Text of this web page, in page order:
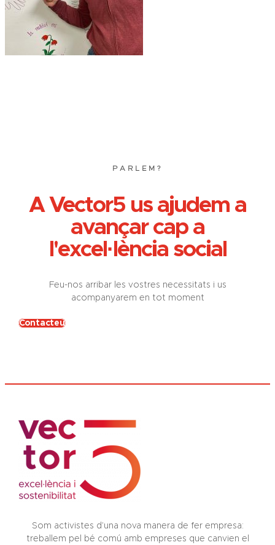
PARLEM?
A Vector5 us ajudem a
avançar cap a
l'excel·lència social
Feu-nos arribar les vostres necessitats i us
acompanyarem en tot moment
Contacteu
Som activistes d’una nova manera de fer empresa:
treballem pel bé comú amb empreses que canvien el